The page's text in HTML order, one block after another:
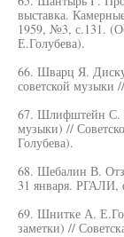
выставка.
1959, №3, с.131.
Е.Голубева).
66. Шварц Я.
советской музыки
67. Шлифштейн С.
музыки) //
Голубева).
68. Шебалин В.
31 января.
69. Шнитке А.
заметки) //